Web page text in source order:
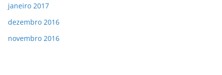
janeiro 2017
dezembro 2016
novembro 2016